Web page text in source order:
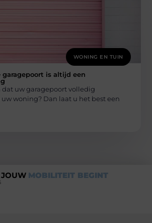
WONING EN TUIN
garagepoort is altijd een
dat uw garagepoort volledig
woning? Dan laat u het best een
MOBILITEIT BEGINT